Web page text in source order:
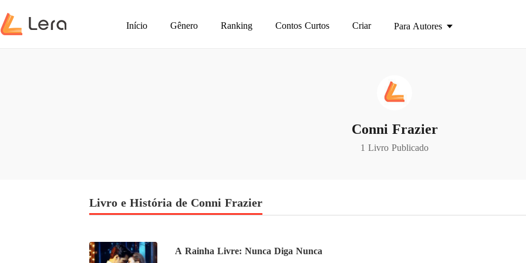
Início Gênero Ranking Contos Curtos Criar Para Autores
Conni Frazier
1 Livro Publicado
Livro e História de Conni Frazier
A Rainha Livre: Nunca Diga Nunca